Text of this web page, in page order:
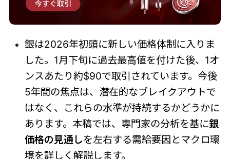
銀は2026年初頭に新しい価格体制に入りま
した。1月下旬に過去最高値を付けた後、1オ
ンスあたり約$90で取引されています。今後
5年間の焦点は、潜在的なブレイクアウトで
はなく、これらの水準が持続するかどうかに
あります。本稿では、専門家の分析を基に銀
価格の見通しを左右する需給要因とマクロ環
境を詳しく解説します。